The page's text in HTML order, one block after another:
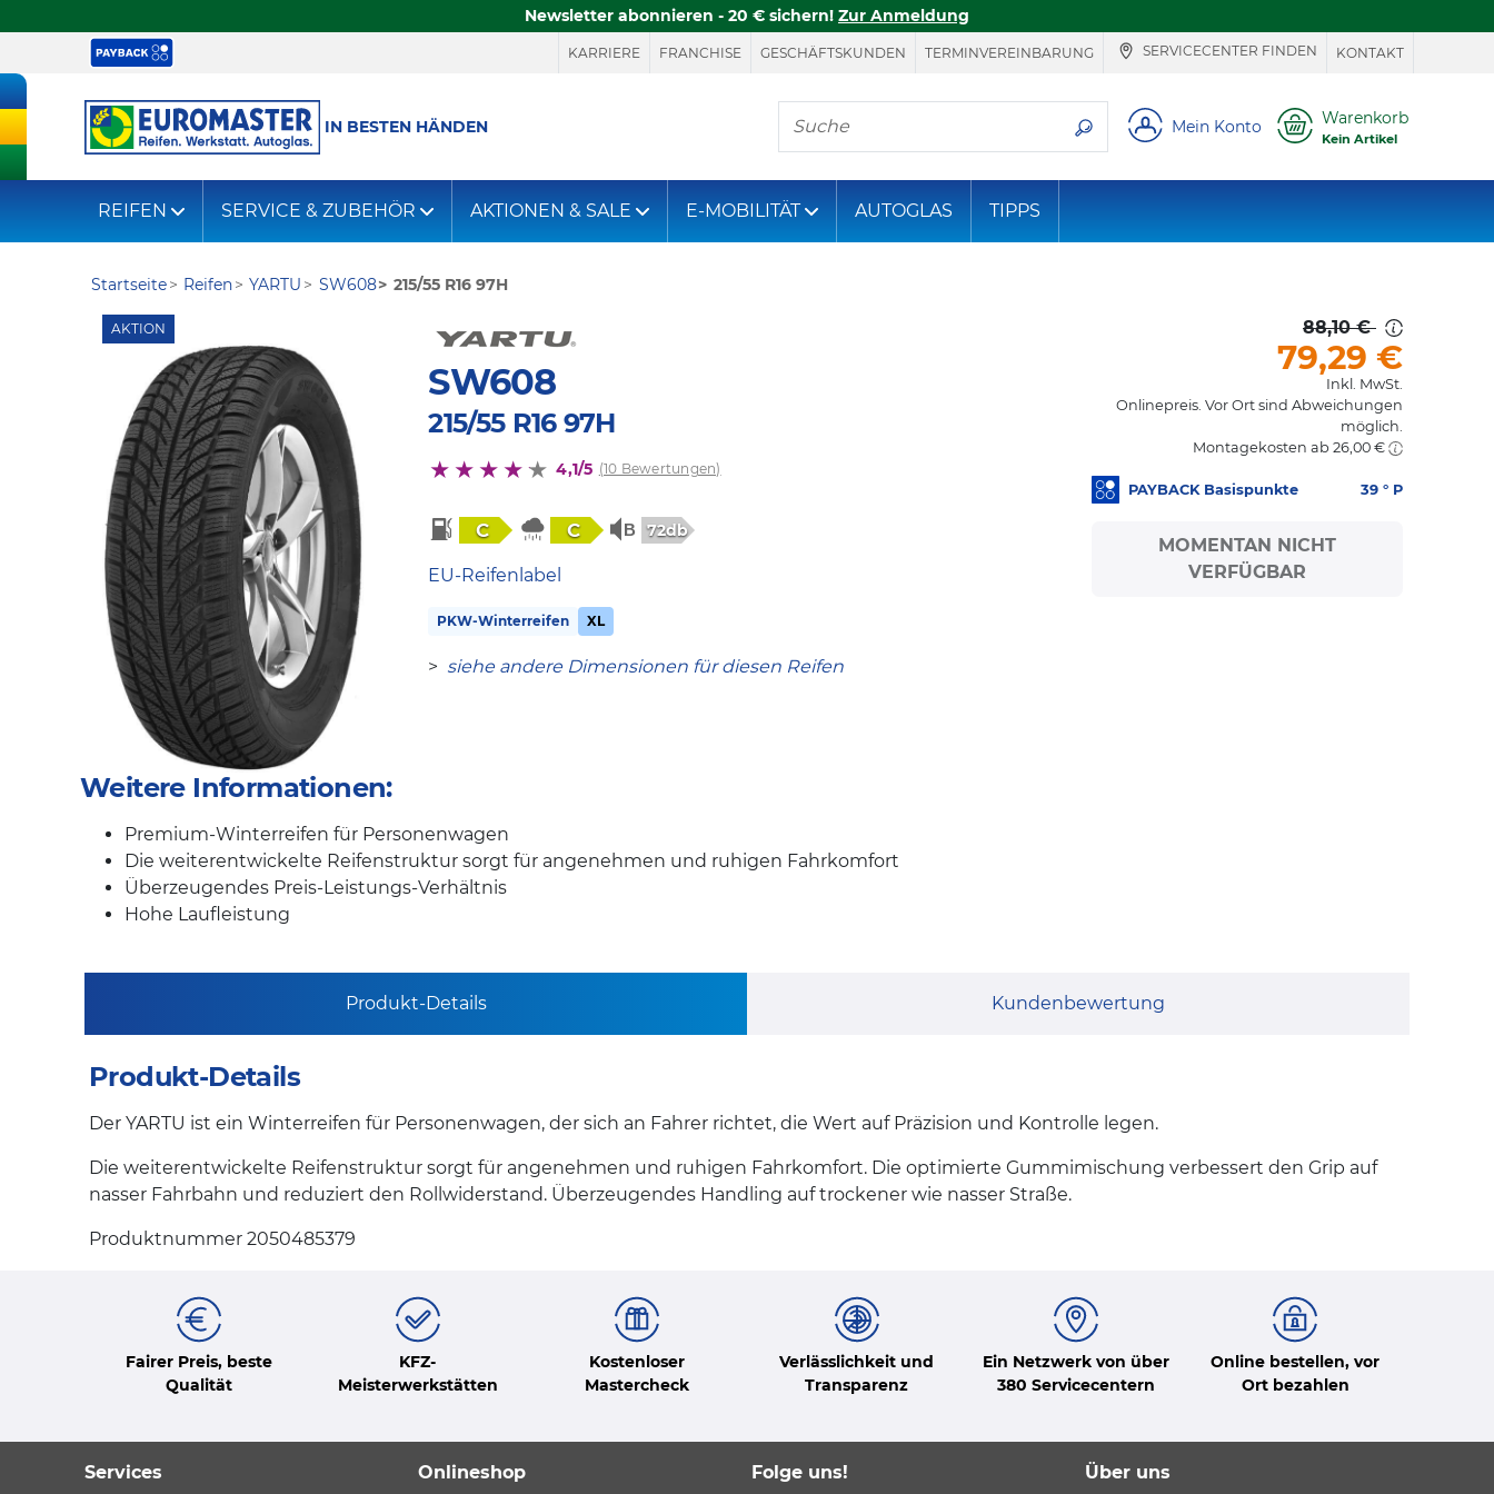
Newsletter abonnieren - 20 € sichern! Zur Anmeldung
KARRIERE FRANCHISE GESCHÄFTSKUNDEN TERMINVEREINBARUNG SERVICECENTER FINDEN KONTAKT
IN BESTEN HÄNDEN
Hier finden Sie, was Sie suchen
Mein Konto Warenkorb
Kein Artikel
REIFEN SERVICE & ZUBEHÖR AKTIONEN & SALE E-MOBILITÄT AUTOGLAS TIPPS
Startseite Reifen YARTU SW608 215/55 R16 97H
AKTION
SW608
215/55 R16 97H
4,1/5 (10 Bewertungen)
C C 72db
EU-Reifenlabel
PKW-Winterreifen XL
> siehe andere Dimensionen für diesen Reifen
88,10 €
79,29 €
Inkl. MwSt.
Onlinepreis. Vor Ort sind Abweichungen
möglich.
Montagekosten ab 26,00 €
PAYBACK Basispunkte 39 ° P
MOMENTAN NICHT
VERFÜGBAR
Weitere Informationen:
Premium-Winterreifen für Personenwagen
Die weiterentwickelte Reifenstruktur sorgt für angenehmen und ruhigen Fahrkomfort
Überzeugendes Preis-Leistungs-Verhältnis
Hohe Laufleistung
Produkt-Details Kundenbewertung
Produkt-Details
Der YARTU ist ein Winterreifen für Personenwagen, der sich an Fahrer richtet, die Wert auf Präzision und Kontrolle legen.
Die weiterentwickelte Reifenstruktur sorgt für angenehmen und ruhigen Fahrkomfort. Die optimierte Gummimischung verbessert den Grip auf
nasser Fahrbahn und reduziert den Rollwiderstand. Überzeugendes Handling auf trockener wie nasser Straße.
Produktnummer 2050485379
Fairer Preis, beste
Qualität
KFZ-
Meisterwerkstätten
Kostenloser
Mastercheck
Verlässlichkeit und
Transparenz
Ein Netzwerk von über
380 Servicecentern
Online bestellen, vor
Ort bezahlen
Services Onlineshop Folge uns! Über uns